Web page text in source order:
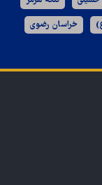
خراسان رضوی